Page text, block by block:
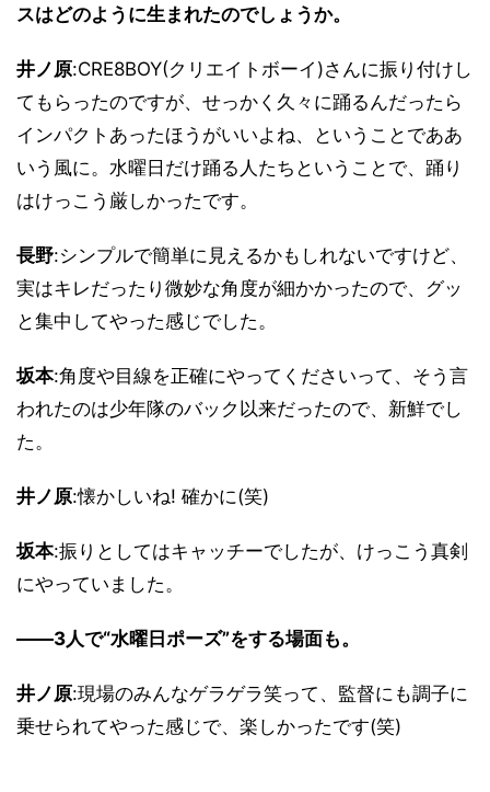
スはどのように生まれたのでしょうか。
井ノ原:CRE8BOY(クリエイトボーイ)さんに振り付けし
てもらったのですが、せっかく久々に踊るんだったら
インパクトあったほうがいいよね、ということでああ
いう風に。水曜日だけ踊る人たちということで、踊り
はけっこう厳しかったです。
長野:シンプルで簡単に見えるかもしれないですけど、
実はキレだったり微妙な角度が細かかったので、グッ
と集中してやった感じでした。
坂本:角度や目線を正確にやってくださいって、そう言
われたのは少年隊のバック以来だったので、新鮮でし
た。
井ノ原:懐かしいね! 確かに(笑)
坂本:振りとしてはキャッチーでしたが、けっこう真剣
にやっていました。
――3人で“水曜日ポーズ”をする場面も。
井ノ原:現場のみんなゲラゲラ笑って、監督にも調子に
乗せられてやった感じで、楽しかったです(笑)